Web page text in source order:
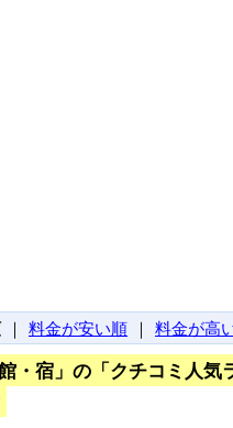
｜ 料金が安い順 ｜ 料金が高
・宿」の「クチコミ人